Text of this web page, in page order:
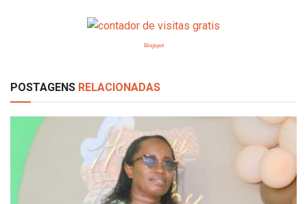
Blogspot
POSTAGENS RELACIONADAS